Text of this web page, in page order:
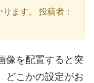
ます。 投稿者：
像を配置すると突
どこかの設定がお